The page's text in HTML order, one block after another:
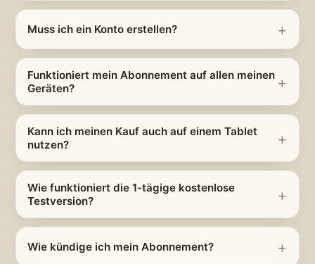
Muss ich ein Konto erstellen?
Funktioniert mein Abonnement auf allen meinen
Geräten?
Kann ich meinen Kauf auch auf einem Tablet
nutzen?
Wie funktioniert die 1-tägige kostenlose
Testversion?
Wie kündige ich mein Abonnement?